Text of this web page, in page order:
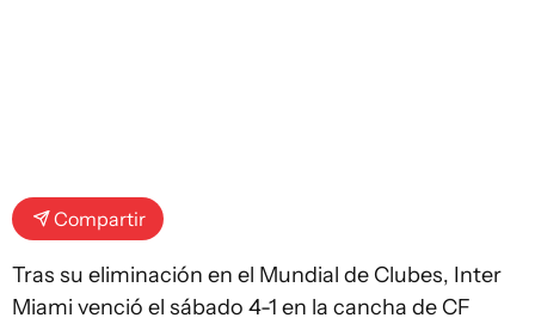
Compartir
Tras su eliminación en el Mundial de Clubes, Inter
Miami venció el sábado 4-1 en la cancha de CF